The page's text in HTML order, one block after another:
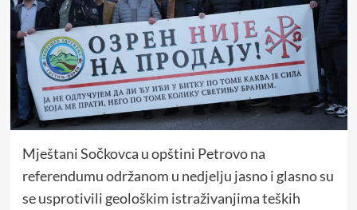
Mještani Sočkovca u opštini Petrovo na
referendumu održanom u nedjelju jasno i glasno su
se usprotivili geološkim istraživanjima teških